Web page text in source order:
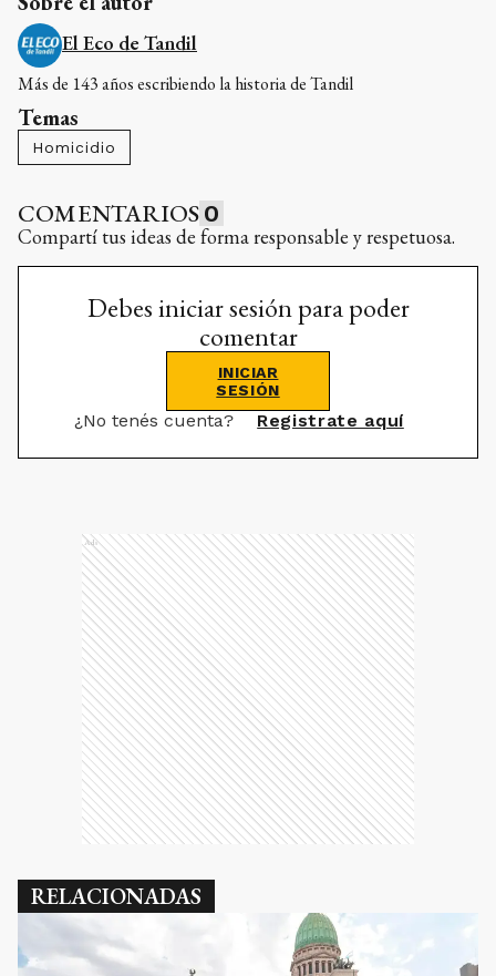
El Eco de Tandil
Más de 143 años escribiendo la historia de Tandil
Temas
Homicidio
COMENTARIOS 0
Compartí tus ideas de forma responsable y respetuosa.
Debes iniciar sesión para poder
comentar
INICIAR
SESIÓN
¿No tenés cuenta? Registrate aquí
Ads
RELACIONADAS